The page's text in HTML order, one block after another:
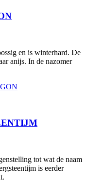
en is winterhard. De
anijs. In de nazomer
tot wat de naam
is eerder